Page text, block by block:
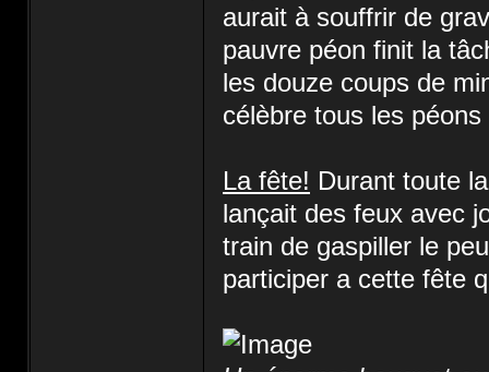
aurait à souffrir de
pauvre péon finit la
les douze coups de
célèbre tous les
La fête! Durant toute
lançait des feux avec
train de gaspiller le
participer a cette fête